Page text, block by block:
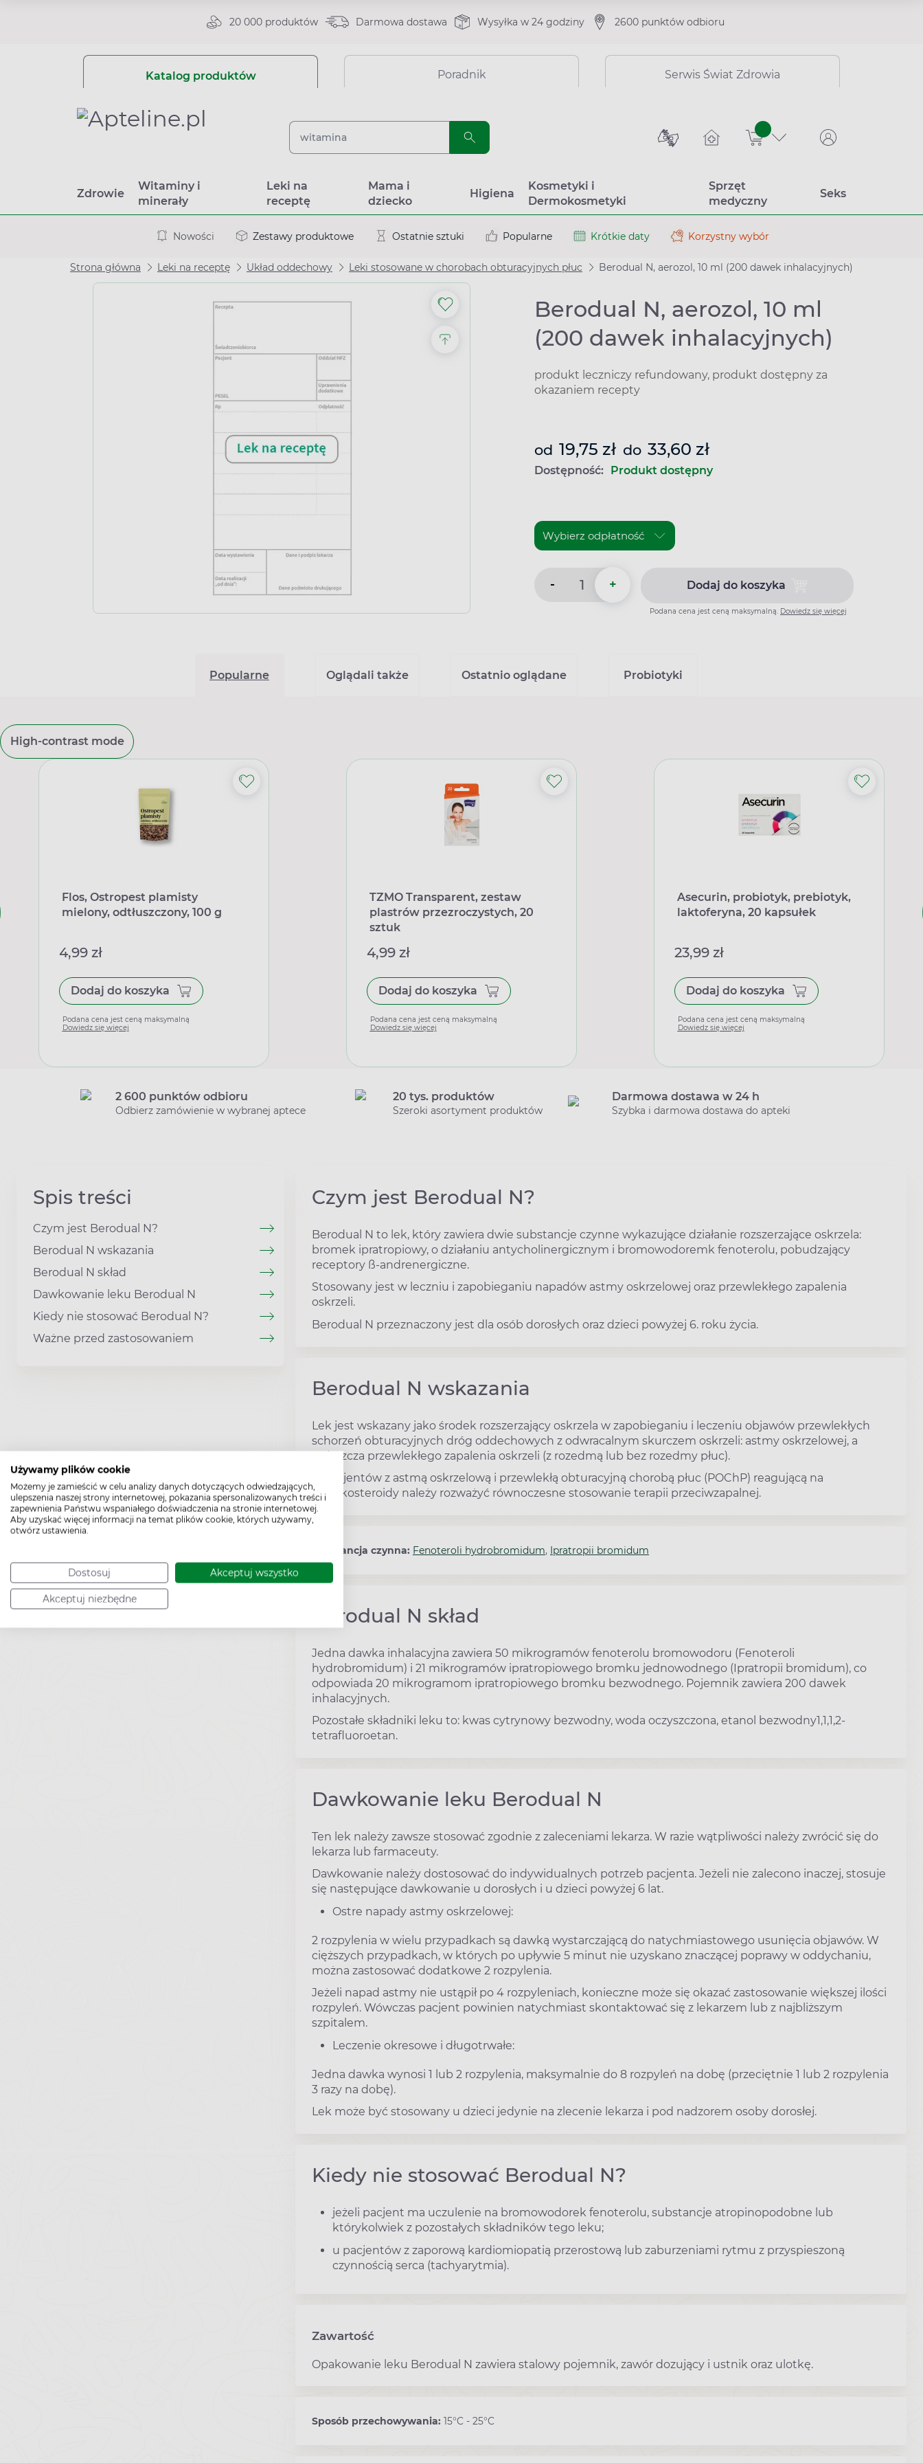
Używamy plików cookie
Możemy je zamieścić w celu analizy danych dotyczących odwiedzających,
ulepszenia naszej strony internetowej, pokazania spersonalizowanych treści i
zapewnienia Państwu wspaniałego doświadczenia na stronie internetowej.
Aby uzyskać więcej informacji na temat plików cookie, których używamy,
otwórz ustawienia.
Dostosuj Akceptuj wszystko
Akceptuj niezbędne
20 000 produktów Darmowa dostawa Wysyłka w 24 godziny 2600 punktów odbioru
Katalog produktów Poradnik Serwis Świat Zdrowia
sztuk
Zdrowie
Witaminy i
minerały
Leki na
receptę
Mama i
dziecko
Higiena
Kosmetyki i
Dermokosmetyki
Sprzęt
medyczny
Seks
Nowości Zestawy produktowe Ostatnie sztuki Popularne Krótkie daty Korzystny wybór
Strona główna Leki na receptę Układ oddechowy Leki stosowane w chorobach obturacyjnych płuc Berodual N, aerozol, 10 ml (200 dawek inhalacyjnych)
Berodual N, aerozol, 10 ml
(200 dawek inhalacyjnych)
produkt leczniczy refundowany, produkt dostępny za
okazaniem recepty
od 19,75 zł do 33,60 zł
Dostępność: Produkt dostępny
- + Dodaj do koszykaDodaj do koszyka Berodual N,
Podana cena jest ceną maksymalną. Dowiedz się więcej
Popularne Oglądali także Ostatnio oglądane Probiotyki
High-contrast mode
Flos, Ostropest plamisty
mielony, odtłuszczony, 100 g
4,99 zł
Dodaj do koszyka
Podana cena jest ceną maksymalną
Dowiedz się więcej
TZMO Transparent, zestaw
plastrów przezroczystych, 20
sztuk
4,99 zł
Dodaj do koszyka
Podana cena jest ceną maksymalną
Dowiedz się więcej
Asecurin, probiotyk, prebiotyk,
laktoferyna, 20 kapsułek
23,99 zł
Dodaj do koszyka
Podana cena jest ceną maksymalną
Dowiedz się więcej
2 600 punktów odbioru
Odbierz zamówienie w wybranej aptece
20 tys. produktów
Szeroki asortyment produktów
Darmowa dostawa w 24 h
Szybka i darmowa dostawa do apteki
Spis treści
Czym jest Berodual N?
Berodual N wskazania
Berodual N skład
Dawkowanie leku Berodual N
Kiedy nie stosować Berodual N?
Ważne przed zastosowaniem
Czym jest Berodual N?
Berodual N to lek, który zawiera dwie substancje czynne wykazujące działanie rozszerzające oskrzela:
bromek ipratropiowy, o działaniu antycholinergicznym i bromowodoremk fenoterolu, pobudzający
receptory ß-andrenergiczne.
Stosowany jest w leczniu i zapobieganiu napadów astmy oskrzelowej oraz przewlekłego zapalenia
oskrzeli.
Berodual N przeznaczony jest dla osób dorosłych oraz dzieci powyżej 6. roku życia.
Berodual N wskazania
Lek jest wskazany jako środek rozszerzający oskrzela w zapobieganiu i leczeniu objawów przewlekłych
schorzeń obturacyjnych dróg oddechowych z odwracalnym skurczem oskrzeli: astmy oskrzelowej, a
zwłaszcza przewlekłego zapalenia oskrzeli (z rozedmą lub bez rozedmy płuc).
U pacjentów z astmą oskrzelową i przewlekłą obturacyjną chorobą płuc (POChP) reagującą na
kortykosteroidy należy rozważyć równoczesne stosowanie terapii przeciwzapalnej.
Substancja czynna: Fenoteroli hydrobromidum, Ipratropii bromidum
Berodual N skład
Jedna dawka inhalacyjna zawiera 50 mikrogramów fenoterolu bromowodoru (Fenoteroli
hydrobromidum) i 21 mikrogramów ipratropiowego bromku jednowodnego (Ipratropii bromidum), co
odpowiada 20 mikrogramom ipratropiowego bromku bezwodnego. Pojemnik zawiera 200 dawek
inhalacyjnych.
Pozostałe składniki leku to: kwas cytrynowy bezwodny, woda oczyszczona, etanol bezwodny1,1,1,2-
tetrafluoroetan.
Dawkowanie leku Berodual N
Ten lek należy zawsze stosować zgodnie z zaleceniami lekarza. W razie wątpliwości należy zwrócić się do
lekarza lub farmaceuty.
Dawkowanie należy dostosować do indywidualnych potrzeb pacjenta. Jeżeli nie zalecono inaczej, stosuje
się następujące dawkowanie u dorosłych i u dzieci powyżej 6 lat.
Ostre napady astmy oskrzelowej:
2 rozpylenia w wielu przypadkach są dawką wystarczającą do natychmiastowego usunięcia objawów. W
cięższych przypadkach, w których po upływie 5 minut nie uzyskano znaczącej poprawy w oddychaniu,
można zastosować dodatkowe 2 rozpylenia.
Jeżeli napad astmy nie ustąpił po 4 rozpyleniach, konieczne może się okazać zastosowanie większej ilości
rozpyleń. Wówczas pacjent powinien natychmiast skontaktować się z lekarzem lub z najbliższym
szpitalem.
Leczenie okresowe i długotrwałe:
Jedna dawka wynosi 1 lub 2 rozpylenia, maksymalnie do 8 rozpyleń na dobę (przeciętnie 1 lub 2 rozpylenia
3 razy na dobę).
Lek może być stosowany u dzieci jedynie na zlecenie lekarza i pod nadzorem osoby dorosłej.
Kiedy nie stosować Berodual N?
jeżeli pacjent ma uczulenie na bromowodorek fenoterolu, substancje atropinopodobne lub
którykolwiek z pozostałych składników tego leku;
u pacjentów z zaporową kardiomiopatią przerostową lub zaburzeniami rytmu z przyspieszoną
czynnością serca (tachyarytmia).
Zawartość
Opakowanie leku Berodual N zawiera stalowy pojemnik, zawór dozujący i ustnik oraz ulotkę.
Sposób przechowywania: 15°C - 25°C